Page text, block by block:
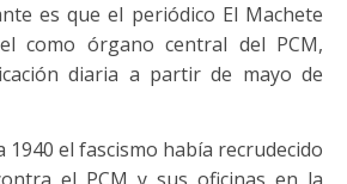
es que el periódico El Machete
como órgano central del PCM,
diaria a partir de mayo de
1940 el fascismo había recrudecido